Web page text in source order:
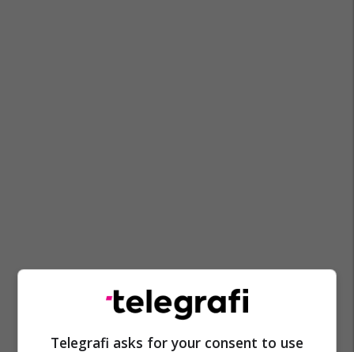
Telegrafi asks for your consent to use